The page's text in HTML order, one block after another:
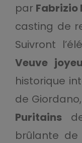
par
casting de
Suivront
Veuve
historique
de
Puritainsde
brûlante de